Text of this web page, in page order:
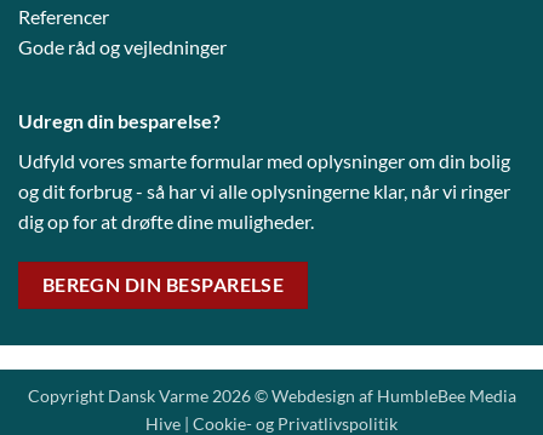
Referencer
Gode råd og vejledninger
Udregn din besparelse?
Udfyld vores smarte formular med oplysninger om din bolig
og dit forbrug - så har vi alle oplysningerne klar, når vi ringer
dig op for at drøfte dine muligheder.
BEREGN DIN BESPARELSE
Copyright Dansk Varme 2026 © Webdesign af HumbleBee Media
Hive | Cookie- og Privatlivspolitik